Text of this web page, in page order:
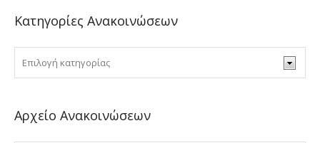
Κατηγορίες Ανακοινώσεων
Αρχείο Ανακοινώσεων